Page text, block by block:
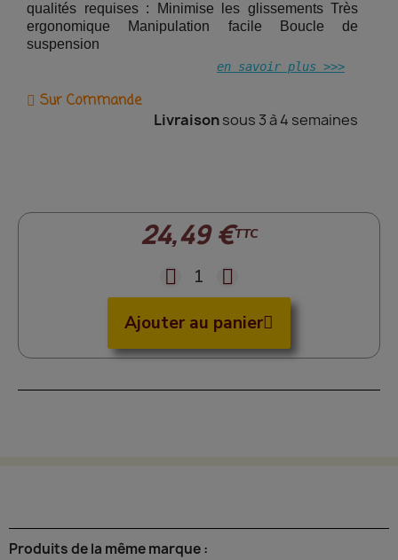
qualités requises : Minimise les glissements Très
ergonomique Manipulation facile Boucle de
suspension
en savoir plus >>>
Sur Commande
Livraisonsous 3 à 4 semaines
24,49 €TTC
Ajouter au panier
Produits de la même marque :